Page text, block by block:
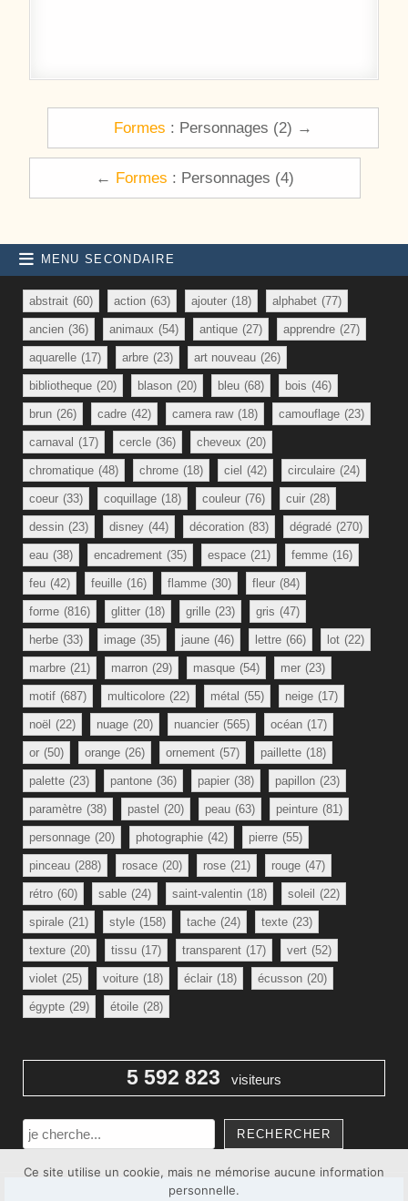
Navigation de l’article
Formes : Personnages (2) →
← Formes : Personnages (4)
MENU SECONDAIRE
abstrait (60) action (63) ajouter (18) alphabet (77)
ancien (36) animaux (54) antique (27) apprendre (27)
aquarelle (17) arbre (23) art nouveau (26)
bibliotheque (20) blason (20) bleu (68) bois (46)
brun (26) cadre (42) camera raw (18) camouflage (23)
carnaval (17) cercle (36) cheveux (20)
chromatique (48) chrome (18) ciel (42) circulaire (24)
coeur (33) coquillage (18) couleur (76) cuir (28)
dessin (23) disney (44) décoration (83) dégradé (270)
eau (38) encadrement (35) espace (21) femme (16)
feu (42) feuille (16) flamme (30) fleur (84)
forme (816) glitter (18) grille (23) gris (47)
herbe (33) image (35) jaune (46) lettre (66) lot (22)
marbre (21) marron (29) masque (54) mer (23)
motif (687) multicolore (22) métal (55) neige (17)
noël (22) nuage (20) nuancier (565) océan (17)
or (50) orange (26) ornement (57) paillette (18)
palette (23) pantone (36) papier (38) papillon (23)
paramètre (38) pastel (20) peau (63) peinture (81)
personnage (20) photographie (42) pierre (55)
pinceau (288) rosace (20) rose (21) rouge (47)
rétro (60) sable (24) saint-valentin (18) soleil (22)
spirale (21) style (158) tache (24) texte (23)
texture (20) tissu (17) transparent (17) vert (52)
violet (25) voiture (18) éclair (18) écusson (20)
égypte (29) étoile (28)
5 592 823 visiteurs
Rechercher
RECHERCHER
Ce site utilise un cookie, mais ne mémorise aucune information
personnelle.